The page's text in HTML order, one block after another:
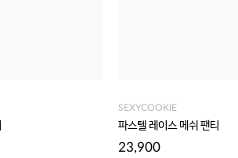
SEXYCOOKIE
파스텔 레이스 메쉬 팬티
23,900